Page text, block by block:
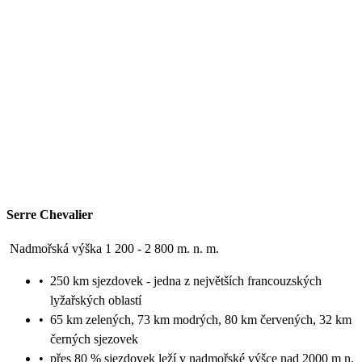
Serre Chevalier
Nadmořská výška 1 200 - 2 800 m. n. m.
• 250 km sjezdovek - jedna z největších francouzských
lyžařských oblastí
• 65 km zelených, 73 km modrých, 80 km červených, 32 km
černých sjezovek
• přes 80 % sjezdovek leží v nadmořské výšce nad 2000 m n.